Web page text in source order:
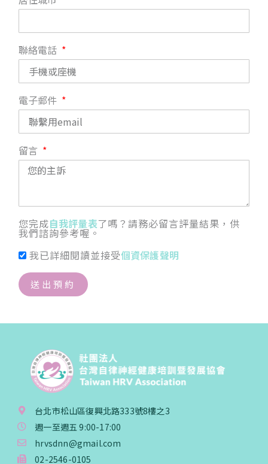
聯絡電話
電子郵件
留言
您完成自我評量表了嗎？請務必留言評量結果，供
我們諮詢參考喔。
我已詳細閱讀並接受個資保護聲明
送出預約
台北市松山區復興北路333號8樓之3
週一至週五 9:00-17:00
hrvsdnn@gmail.com
02-2546-0105